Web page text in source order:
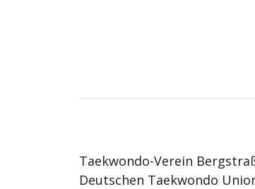
Taekwondo-Verein
Deutschen Taekwondo